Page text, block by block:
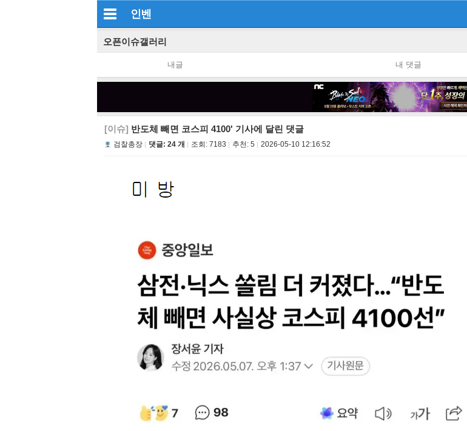
인벤
오픈이슈갤러리
내글 내 댓글
[이슈] 반도체 빼면 코스피 4100' 기사에 달린 댓글
검찰총장 댓글: 24 개 조회: 7183 추천: 5 2026-05-10 12:16:52